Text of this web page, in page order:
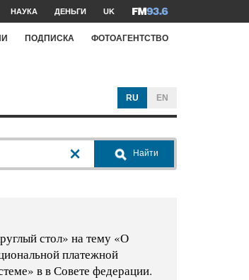
НАУКА ДЕНЬГИ UK
ПОДПИСКА ФОТОАГЕНТСТВО
RU EN
Найти
стол» на тему «О
платежной
в в Совете федерации.